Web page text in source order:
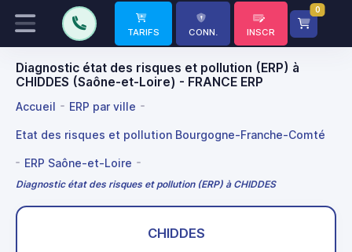
TARIFS CONN. INSCR
0
Diagnostic état des risques et pollution (ERP) à
CHIDDES (Saône-et-Loire) - FRANCE ERP
Accueil ERP par ville
Etat des risques et pollution Bourgogne-Franche-Comté
ERP Saône-et-Loire
Diagnostic état des risques et pollution (ERP) à CHIDDES
CHIDDES